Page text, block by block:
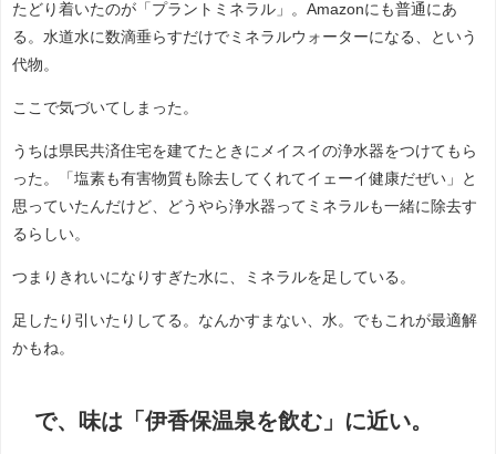
たどり着いたのが「プラントミネラル」。Amazonにも普通にあ
る。水道水に数滴垂らすだけでミネラルウォーターになる、という
代物。
ここで気づいてしまった。
うちは県民共済住宅を建てたときにメイスイの浄水器をつけてもら
った。「塩素も有害物質も除去してくれてイェーイ健康だぜい」と
思っていたんだけど、どうやら浄水器ってミネラルも一緒に除去す
るらしい。
つまりきれいになりすぎた水に、ミネラルを足している。
足したり引いたりしてる。なんかすまない、水。でもこれが最適解
かもね。
で、味は「伊香保温泉を飲む」に近い。